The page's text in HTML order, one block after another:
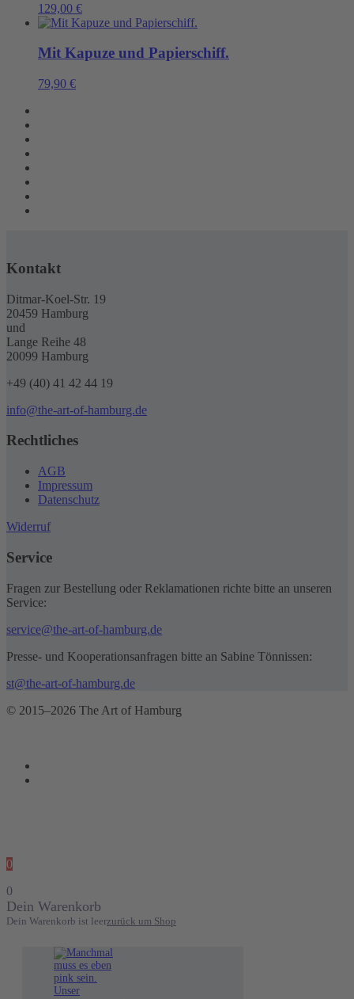
129,00 €
Mit Kapuze und Papierschiff.
79,90 €
Kontakt
Ditmar-Koel-Str. 19
20459 Hamburg
und
Lange Reihe 48
20099 Hamburg
+49 (40) 41 42 44 19
info@the-art-of-hamburg.de
Rechtliches
AGB
Impressum
Datenschutz
Widerruf
Service
Fragen zur Bestellung oder Reklamationen richte bitte an unseren
Service:
service@the-art-of-hamburg.de
Presse- und Kooperationsanfragen bitte an Sabine Tönnissen:
st@the-art-of-hamburg.de
© 2015–2026 The Art of Hamburg
0
0
Dein Warenkorb
Dein Warenkorb ist leerzurück um Shop